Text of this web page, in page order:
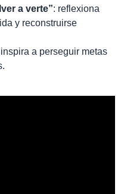
a verte”: reflexiona
y reconstruirse
inspira a perseguir metas